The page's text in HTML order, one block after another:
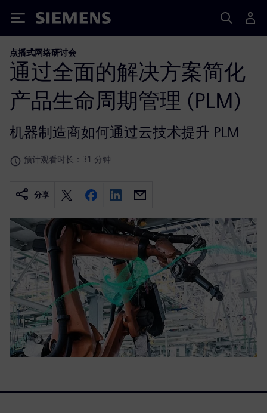
Siemens
点播式网络研讨会
通过全面的解决方案简化
产品生命周期管理 (PLM)
机器制造商如何通过云技术提升 PLM
预计观看时长：31 分钟
分享